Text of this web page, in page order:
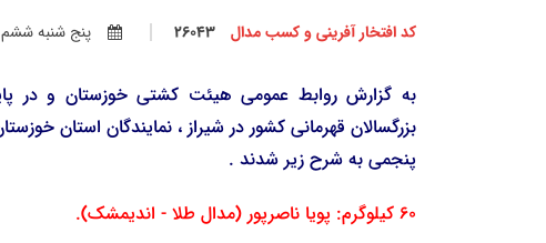
کد افتخار آفرینی و کسب مدال پنج شنبه ششم
به گزارش روابط عمومی هیئت کشتی خوزستان و در
پنجمی به شرح زیر شدند .
60 کیلوگرم: پویا ناصرپور (مدال طلا - اندیمشک).